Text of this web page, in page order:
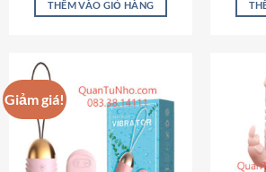
5 sao 290,000 ₫.
THÊM VÀO GIỎ HÀNG
Giảm giá!